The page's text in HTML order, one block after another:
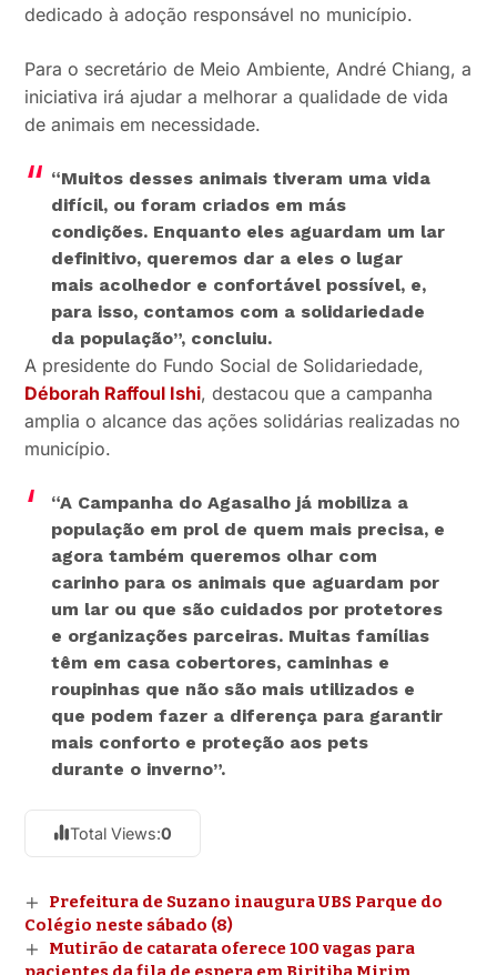
dedicado à adoção responsável no município.
Para o secretário de Meio Ambiente, André Chiang, a
iniciativa irá ajudar a melhorar a qualidade de vida
de animais em necessidade.
“Muitos desses animais tiveram uma vida
difícil, ou foram criados em más
condições. Enquanto eles aguardam um lar
definitivo, queremos dar a eles o lugar
mais acolhedor e confortável possível, e,
para isso, contamos com a solidariedade
da população”, concluiu.
A presidente do Fundo Social de Solidariedade,
Déborah Raffoul Ishi, destacou que a campanha
amplia o alcance das ações solidárias realizadas no
município.
“A Campanha do Agasalho já mobiliza a
população em prol de quem mais precisa, e
agora também queremos olhar com
carinho para os animais que aguardam por
um lar ou que são cuidados por protetores
e organizações parceiras. Muitas famílias
têm em casa cobertores, caminhas e
roupinhas que não são mais utilizados e
que podem fazer a diferença para garantir
mais conforto e proteção aos pets
durante o inverno”.
Total Views:0
Prefeitura de Suzano inaugura UBS Parque do
Colégio neste sábado (8)
Mutirão de catarata oferece 100 vagas para